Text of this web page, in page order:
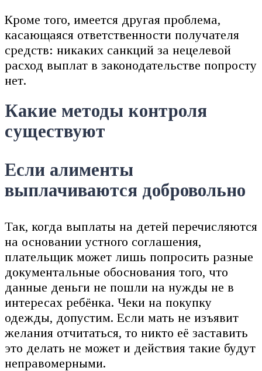
Кроме того, имеется другая проблема,
касающаяся ответственности получателя
средств: никаких санкций за нецелевой
расход выплат в законодательстве попросту
нет.
Какие методы контроля
существуют
Если алименты
выплачиваются добровольно
Так, когда выплаты на детей перечисляются
на основании устного соглашения,
плательщик может лишь попросить разные
документальные обоснования того, что
данные деньги не пошли на нужды не в
интересах ребёнка. Чеки на покупку
одежды, допустим. Если мать не изъявит
желания отчитаться, то никто её заставить
это делать не может и действия такие будут
неправомерными.